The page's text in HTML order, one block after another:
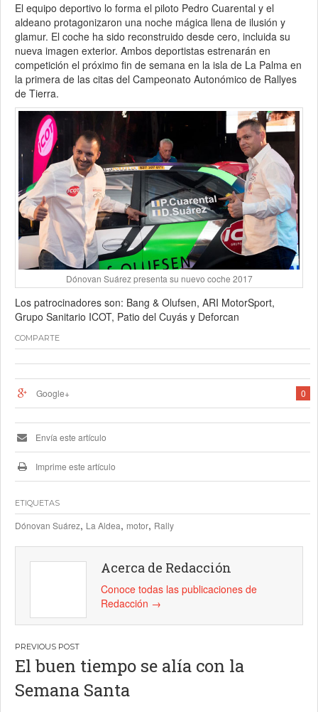
El equipo deportivo lo forma el piloto Pedro Cuarental y el
aldeano protagonizaron una noche mágica llena de ilusión y
glamur. El coche ha sido reconstruido desde cero, incluida su
nueva imagen exterior. Ambos deportistas estrenarán en
competición el próximo fin de semana en la isla de La Palma en
la primera de las citas del Campeonato Autonómico de Rallyes
de Tierra.
Dónovan Suárez presenta su nuevo coche 2017
Los patrocinadores son: Bang & Olufsen, ARI MotorSport,
Grupo Sanitario ICOT, Patio del Cuyás y Deforcan
COMPARTE
0
Google+
Envía este artículo
Imprime este artículo
ETIQUETAS
Dónovan Suárez, La Aldea, motor, Rally
Acerca de Redacción
Conoce todas las publicaciones de
Redacción →
Navegación
de
entradas
El buen tiempo se alía con la
Semana Santa